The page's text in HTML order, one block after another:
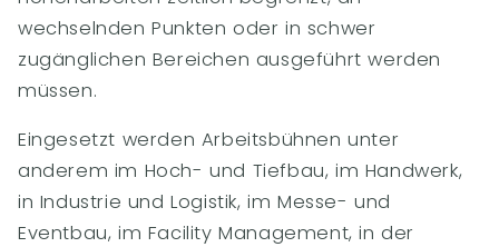
wechselnden Punkten oder in schwer
zugänglichen Bereichen ausgeführt werden
müssen.
Eingesetzt werden Arbeitsbühnen unter
anderem im Hoch- und Tiefbau, im Handwerk,
in Industrie und Logistik, im Messe- und
Eventbau, im Facility Management, in der